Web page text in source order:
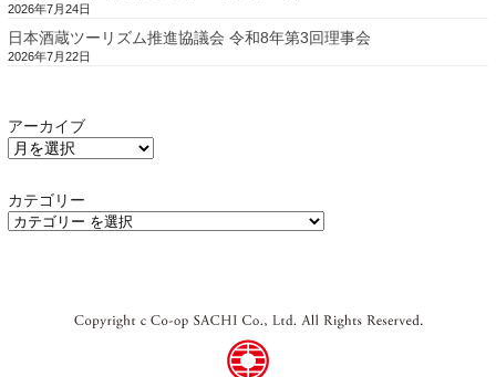
2026年7月24日
日本酒蔵ツーリズム推進協議会 令和8年第3回理事会
2026年7月22日
アーカイブ
カテゴリー